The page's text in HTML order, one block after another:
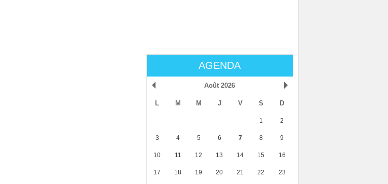
AGENDA
Août 2026
L M M J V S D
1 2
3 4 5 6 7 8 9
10 11 12 13 14 15 16
17 18 19 20 21 22 23